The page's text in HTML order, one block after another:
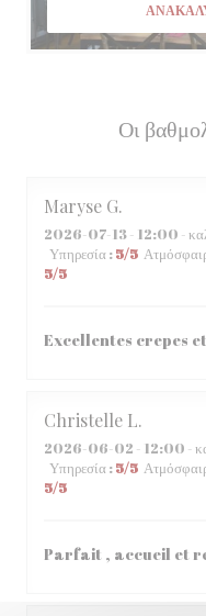
Οι
Maryse G
2026-07-13- 12:00 -
Υπηρεσία:5/5
5/5
Excellentes crepes
Christelle L
2026-06-02 - 12:00 -
Υπηρεσία:5/5
5/5
Parfait , accueil et